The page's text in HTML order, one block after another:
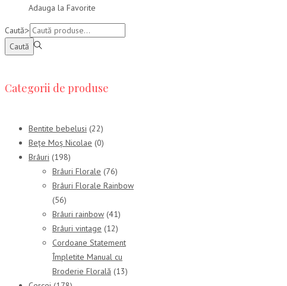
Adauga la Favorite
Caută:>
Caută
Categorii de produse
Bentite bebelusi (22)
Bețe Moș Nicolae (0)
Brâuri (198)
Brâuri Florale (76)
Brâuri Florale Rainbow
(56)
Brâuri rainbow (41)
Brâuri vintage (12)
Cordoane Statement
Împletite Manual cu
Broderie Florală (13)